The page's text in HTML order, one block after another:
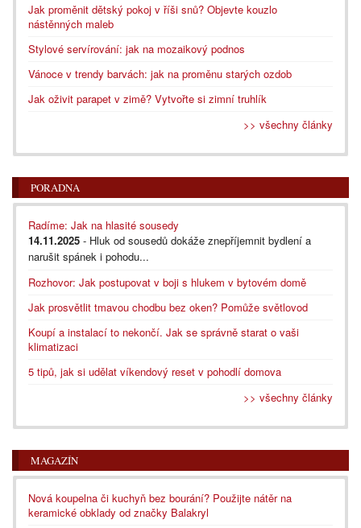
Jak proměnit dětský pokoj v říši snů? Objevte kouzlo
nástěnných maleb
Stylové servírování: jak na mozaikový podnos
Vánoce v trendy barvách: jak na proměnu starých ozdob
Jak oživit parapet v zimě? Vytvořte si zimní truhlík
>> všechny články
PORADNA
Radíme: Jak na hlasité sousedy
14.11.2025 - Hluk od sousedů dokáže znepříjemnit bydlení a
narušit spánek i pohodu...
Rozhovor: Jak postupovat v boji s hlukem v bytovém domě
Jak prosvětlit tmavou chodbu bez oken? Pomůže světlovod
Koupí a instalací to nekončí. Jak se správně starat o vaši
klimatizaci
5 tipů, jak si udělat víkendový reset v pohodlí domova
>> všechny články
MAGAZÍN
Nová koupelna či kuchyň bez bourání? Použijte nátěr na
keramické obklady od značky Balakryl